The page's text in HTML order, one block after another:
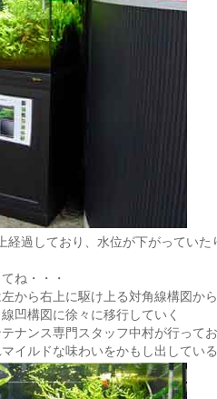
経過しており、水位が下がってい
ね・・・
から右上に駆け上る対角線構図か
凹構図に徐々に移行していく
ナンス専門スタッフ中村が行って
イルドな味わいをかもし出してい